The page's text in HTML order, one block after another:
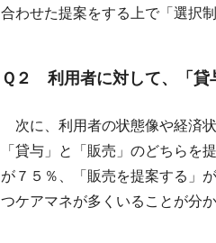
合わせた提案をする上で「選択
Ｑ２ 利用者に対して、「貸
次に、利用者の状態像や経済
「貸与」と「販売」のどちらを
が７５％、「販売を提案する」
つケアマネが多くいることが分か